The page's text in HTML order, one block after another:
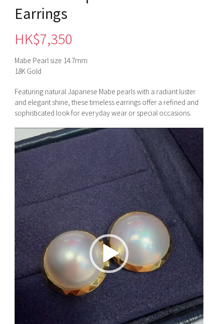
Earrings
HK$7,350
Mabe Pearl size 14.7mm
18K Gold
Featuring natural Japanese Mabe pearls with a radiant luster
and elegant shine, these timeless earrings offer a refined and
sophisticated look for everyday wear or special occasions.
訊
播
放
器